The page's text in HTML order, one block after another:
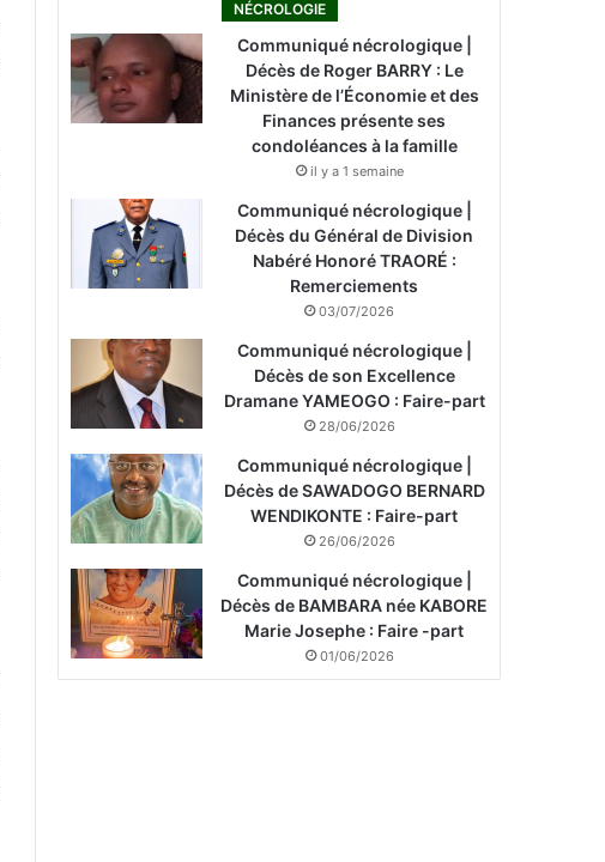
NÉCROLOGIE
Communiqué nécrologique |
Décès de Roger BARRY : Le
Ministère de l’Économie et des
Finances présente ses
condoléances à la famille
il y a 1 semaine
Communiqué nécrologique |
Décès du Général de Division
Nabéré Honoré TRAORÉ :
Remerciements
03/07/2026
Communiqué nécrologique |
Décès de son Excellence
Dramane YAMEOGO : Faire-part
28/06/2026
Communiqué nécrologique |
Décès de SAWADOGO BERNARD
WENDIKONTE : Faire-part
26/06/2026
Communiqué nécrologique |
Décès de BAMBARA née KABORE
Marie Josephe : Faire -part
01/06/2026